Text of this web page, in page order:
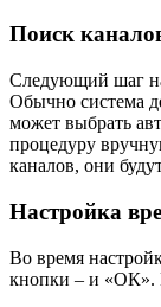
Поиск
Следующий шаг
Обычно система
может выбрать
процедуру
каналов, они
Настройка
Во время
кнопки – и «ОК».